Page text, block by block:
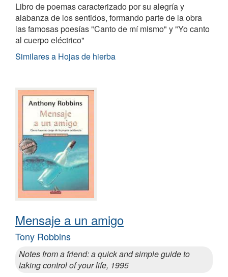
Libro de poemas caracterizado por su alegría y
alabanza de los sentidos, formando parte de la obra
las famosas poesías "Canto de mí mismo" y "Yo canto
al cuerpo eléctrico"
Similares a Hojas de hierba
Mensaje a un amigo
Tony Robbins
Notes from a friend: a quick and simple guide to
taking control of your life, 1995